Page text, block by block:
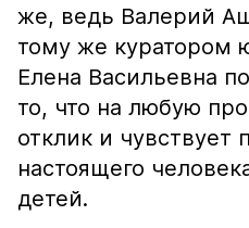
же, ведь Валерий
тому же куратором
Елена Васильевна
то, что на любую
отклик и чувствует
настоящего
детей.